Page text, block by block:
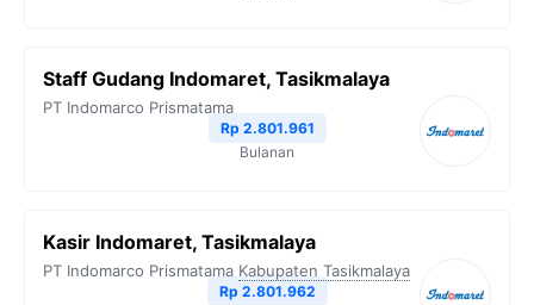
Staff Gudang Indomaret, Tasikmalaya
PT Indomarco Prismatama
Rp 2.801.961
Bulanan
Kasir Indomaret, Tasikmalaya
PT Indomarco Prismatama Kabupaten Tasikmalaya
Rp 2.801.962